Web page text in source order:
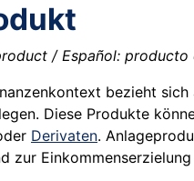
/ Español:
bezieht
Diese Produkte
Derivaten.
zur